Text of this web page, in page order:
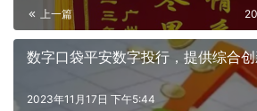
上一篇
数字口袋平安数字投行，提供综合
2023年11月17日 下午5:44